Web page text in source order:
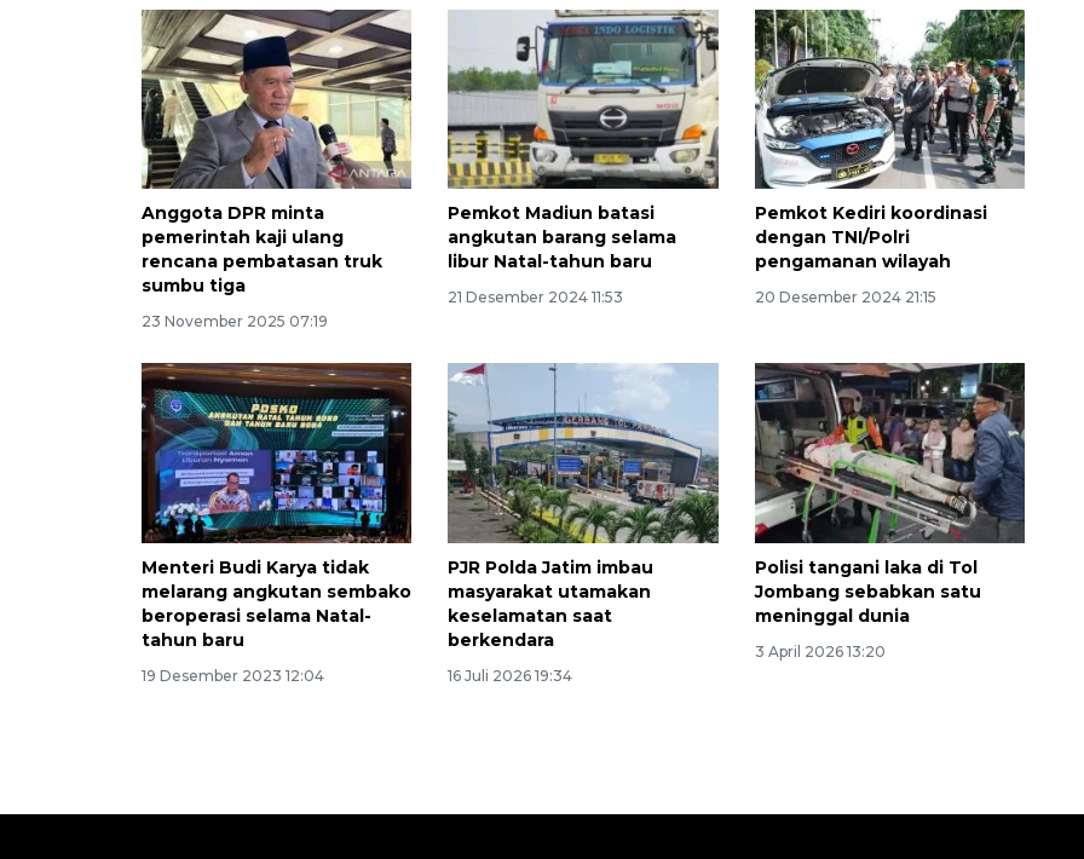
Anggota DPR minta
pemerintah kaji ulang
rencana pembatasan truk
sumbu tiga
23 November 2025 07:19
Pemkot Madiun batasi
angkutan barang selama
libur Natal-tahun baru
21 Desember 2024 11:53
Pemkot Kediri koordinasi
dengan TNI/Polri
pengamanan wilayah
20 Desember 2024 21:15
Menteri Budi Karya tidak
melarang angkutan sembako
beroperasi selama Natal-
tahun baru
19 Desember 2023 12:04
PJR Polda Jatim imbau
masyarakat utamakan
keselamatan saat
berkendara
16 Juli 2026 19:34
Polisi tangani laka di Tol
Jombang sebabkan satu
meninggal dunia
3 April 2026 13:20
Awas penipuan berbasis AI
2026-08-07 13:45:00